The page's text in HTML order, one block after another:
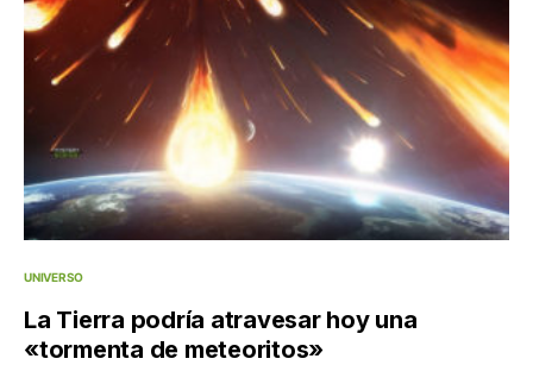
UNIVERSO
La Tierra podría atravesar hoy una
«tormenta de meteoritos»